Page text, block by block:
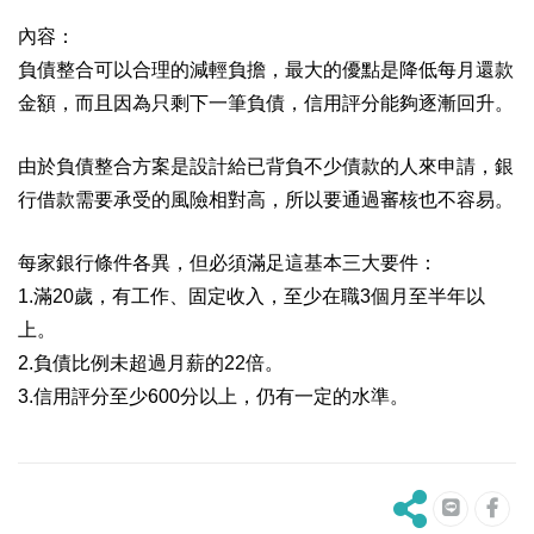
內容：
負債整合可以合理的減輕負擔，最大的優點是降低每月還款
金額，而且因為只剩下一筆負債，信用評分能夠逐漸回升。
由於負債整合方案是設計給已背負不少債款的人來申請，銀
行借款需要承受的風險相對高，所以要通過審核也不容易。
每家銀行條件各異，但必須滿足這基本三大要件：
1.滿20歲，有工作、固定收入，至少在職3個月至半年以
上。
2.負債比例未超過月薪的22倍。
3.信用評分至少600分以上，仍有一定的水準。